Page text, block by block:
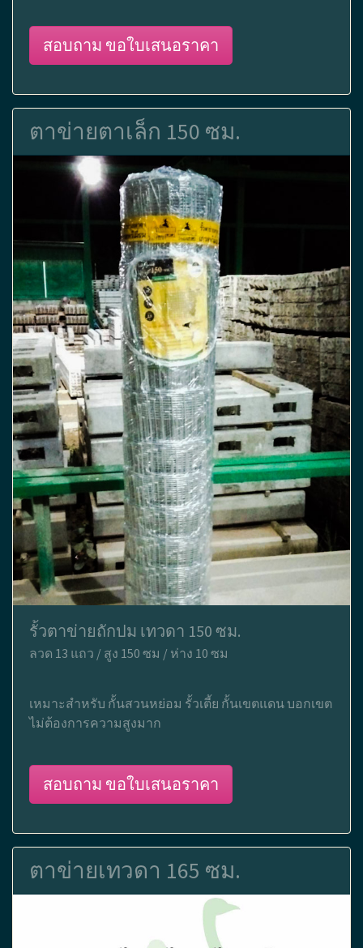
สอบถาม ขอใบเสนอราคา
ตาข่ายตาเล็ก 150 ซม.
รั้วตาข่ายถักปม เทวดา 150 ซม.
ลวด 13 แถว / สูง 150 ซม / ห่าง 10 ซม
เหมาะสำหรับ กั้นสวนหย่อม รั้วเตี้ย กั้นเขตแดน บอกเขต
ไม่ต้องการความสูงมาก
สอบถาม ขอใบเสนอราคา
ตาข่ายเทวดา 165 ซม.